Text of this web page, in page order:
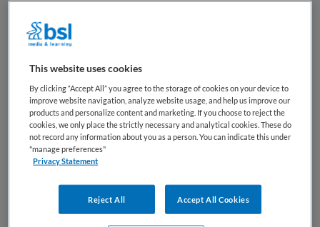
Ervaren
Vacature niet beschikbaar
Deze vacature zzp arts lokale verdoving bij
haartransplantaties bij BKV is niet meer actueel. Hieronder
staan enkele vergelijkbare vacatures die voor u wellicht
interessant zijn.
This website uses cookies
By clicking “Accept All” you agree to the storage of cookies on your device to
improve website navigation, analyze website usage, and help us improve our
products and personalize content and marketing. If you choose to reject the
cookies, we only place the strictly necessary and analytical cookies. These do
not record any information about you as a person. You can indicate this under
"manage preferences"
Privacy Statement
Reject All Accept All Cookies